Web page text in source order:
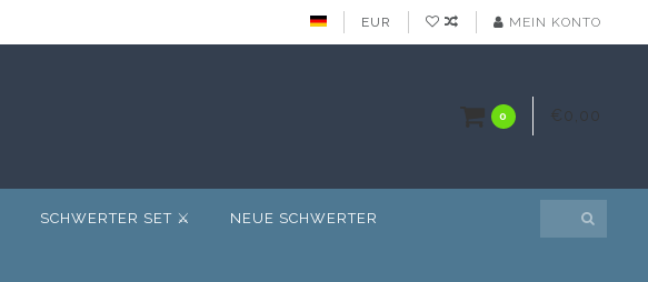
EUR MEIN KONTO
0 €0,00
SCHWERTER SET ⚔️ NEUE SCHWERTER